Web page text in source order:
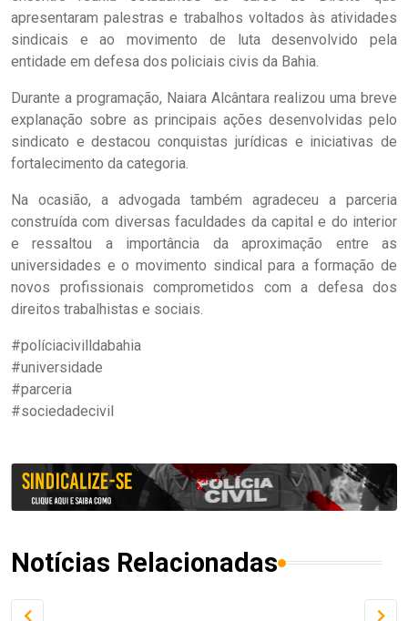
apresentaram palestras e trabalhos voltados às atividades
sindicais e ao movimento de luta desenvolvido pela
entidade em defesa dos policiais civis da Bahia.
Durante a programação, Naiara Alcântara realizou uma breve
explanação sobre as principais ações desenvolvidas pelo
sindicato e destacou conquistas jurídicas e iniciativas de
fortalecimento da categoria.
Na ocasião, a advogada também agradeceu a parceria
construída com diversas faculdades da capital e do interior
e ressaltou a importância da aproximação entre as
universidades e o movimento sindical para a formação de
novos profissionais comprometidos com a defesa dos
direitos trabalhistas e sociais.
#políciacivilldabahia
#universidade
#parceria
#sociedadecivil
Notícias Relacionadas